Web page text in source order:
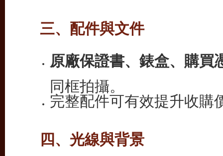
三、配件與文件
原廠保證書、錶盒、購買
同框拍攝。
完整配件可有效提升收購
四、光線與背景